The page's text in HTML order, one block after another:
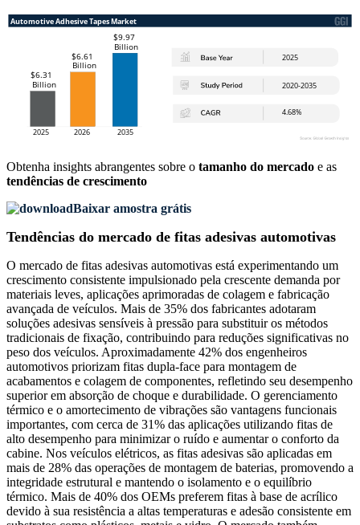
Obtenha insights abrangentes sobre o tamanho do mercado e as
tendências de crescimento
Baixar amostra grátis
Tendências do mercado de fitas adesivas automotivas
O mercado de fitas adesivas automotivas está experimentando um
crescimento consistente impulsionado pela crescente demanda por
materiais leves, aplicações aprimoradas de colagem e fabricação
avançada de veículos. Mais de 35% dos fabricantes adotaram
soluções adesivas sensíveis à pressão para substituir os métodos
tradicionais de fixação, contribuindo para reduções significativas no
peso dos veículos. Aproximadamente 42% dos engenheiros
automotivos priorizam fitas dupla-face para montagem de
acabamentos e colagem de componentes, refletindo seu desempenho
superior em absorção de choque e durabilidade. O gerenciamento
térmico e o amortecimento de vibrações são vantagens funcionais
importantes, com cerca de 31% das aplicações utilizando fitas de
alto desempenho para minimizar o ruído e aumentar o conforto da
cabine. Nos veículos elétricos, as fitas adesivas são aplicadas em
mais de 28% das operações de montagem de baterias, promovendo a
integridade estrutural e mantendo o isolamento e o equilíbrio
térmico. Mais de 40% dos OEMs preferem fitas à base de acrílico
devido à sua resistência a altas temperaturas e adesão consistente em